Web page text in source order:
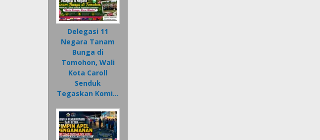
Delegasi 11
Negara Tanam
Bunga di
Tomohon, Wali
Kota Caroll
Senduk
Tegaskan Komi…